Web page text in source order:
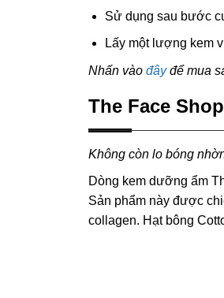
Sử dụng sau bước
Lấy một lượng kem
Nhấn vào đâyđể mua
The Face
Không còn lo bóng
Dòng kem dưỡng ẩm
Sản phẩm này được
collagen. Hạt bông